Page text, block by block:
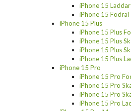
iPhone 15
iPhone 15 Fodral
iPhone 15 Plus
iPhone 15 Plus
iPhone 15 Plus
iPhone 15 Plus
iPhone 15 Plus
iPhone 15 Pro
iPhone 15 Pro
iPhone 15 Pro
iPhone 15 Pro
iPhone 15 Pro